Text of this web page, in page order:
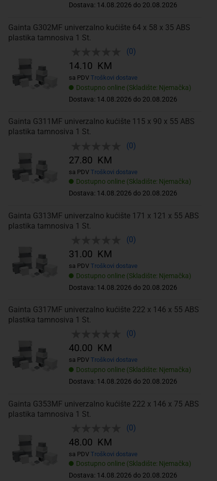
Dostava: 14.08.2026 do 20.08.2026
Gainta G302MF univerzalno kućište 64 x 58 x 35 ABS
plastika tamnosiva 1 St.
(0)
Dostupno online (Skladište: Njemačka)
Dostava: 14.08.2026 do 20.08.2026
14.10 KM
sa PDV Troškovi dostave
Gainta G311MF univerzalno kućište 115 x 90 x 55 ABS
plastika tamnosiva 1 St.
(0)
Dostupno online (Skladište: Njemačka)
Dostava: 14.08.2026 do 20.08.2026
27.80 KM
sa PDV Troškovi dostave
Gainta G313MF univerzalno kućište 171 x 121 x 55 ABS
plastika tamnosiva 1 St.
(0)
Dostupno online (Skladište: Njemačka)
Dostava: 14.08.2026 do 20.08.2026
31.00 KM
sa PDV Troškovi dostave
Gainta G317MF univerzalno kućište 222 x 146 x 55 ABS
plastika tamnosiva 1 St.
(0)
Dostupno online (Skladište: Njemačka)
Dostava: 14.08.2026 do 20.08.2026
40.00 KM
sa PDV Troškovi dostave
Gainta G353MF univerzalno kućište 222 x 146 x 75 ABS
plastika tamnosiva 1 St.
(0)
Dostupno online (Skladište: Njemačka)
Dostava: 14.08.2026 do 20.08.2026
48.00 KM
sa PDV Troškovi dostave